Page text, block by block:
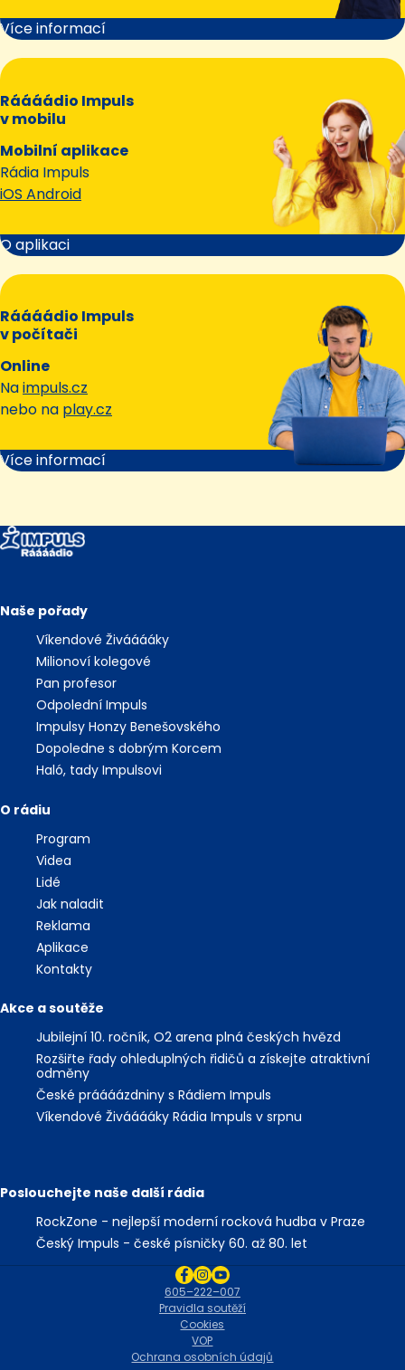
Více informací
Ráááádio Impuls
v mobilu
Mobilní aplikace
Rádia Impuls
iOS Android
O aplikaci
Ráááádio Impuls
v počítači
Online
Naimpuls.cz
nebo na play.cz
Více informací
Naše pořady
Víkendové Živááááky
Milionoví kolegové
Pan profesor
Odpolední Impuls
Impulsy Honzy Benešovského
Dopoledne s dobrým Korcem
Haló, tady Impulsovi
O rádiu
Program
Videa
Lidé
Jak naladit
Reklama
Aplikace
Kontakty
Akce a soutěže
Jubilejní 10. ročník, O2 arena plná českých hvězd
Rozšiřte řady ohleduplných řidičů a získejte atraktivní
odměny
České práááázdniny s Rádiem Impuls
Víkendové Živááááky Rádia Impuls v srpnu
Poslouchejte naše další rádia
RockZone - nejlepší moderní rocková hudba v Praze
Český Impuls - české písničky 60. až 80. let
Ochrana osobních údajů
VOP
Cookies
Pravidla soutěží
605–222–007